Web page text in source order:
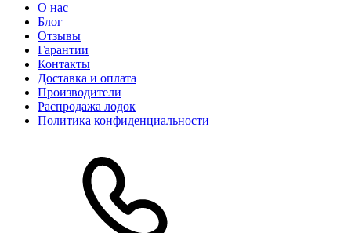
О нас
Блог
Отзывы
Гарантии
Контакты
Доставка и оплата
Производители
Распродажа лодок
Политика конфиденциальности